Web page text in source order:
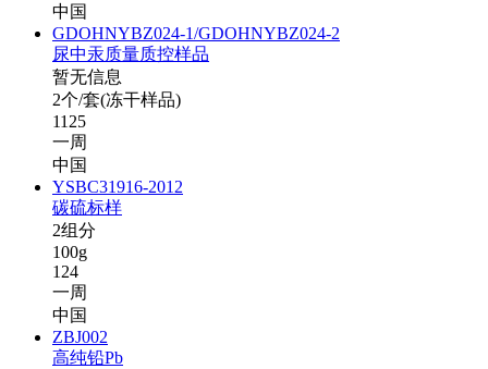
中国
GDOHNYBZ024-1/GDOHNYBZ024-2
尿中汞质量质控样品
暂无信息
2个/套(冻干样品)
1125
一周
中国
YSBC31916-2012
碳硫标样
2组分
100g
124
一周
中国
ZBJ002
高纯铅Pb